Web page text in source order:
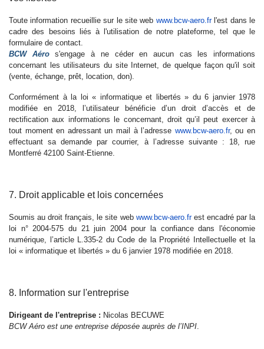
Toute information recueillie sur le site web www.bcw-aero.frl'est dans le
cadre des besoins liés à l'utilisation de notre plateforme, tel que le
formulaire de contact.
BCW Aéros'engage à ne céder en aucun cas les informations
concernant les utilisateurs du site Internet, de quelque façon qu'il soit
(vente, échange, prêt, location, don).
Conformément à la loi « informatique et libertés » du 6 janvier 1978
modifiée en 2018, l’utilisateur bénéficie d’un droit d’accès et de
rectification aux informations le concernant, droit qu’il peut exercer à
tout moment en adressant un mail à l’adresse www.bcw-aero.fr, ou en
effectuant sa demande par courrier, à l’adresse suivante : 18, rue
Montferré 42100 Saint-Etienne.
7. Droit applicable et lois concernées
Soumis au droit français, le site web www.bcw-aero.frest encadré par la
loi n° 2004-575 du 21 juin 2004 pour la confiance dans l'économie
numérique, l’article L.335-2 du Code de la Propriété Intellectuelle et la
loi « informatique et libertés » du 6 janvier 1978 modifiée en 2018.
8. Information sur l'entreprise
Dirigeant de l'entreprise : Nicolas BECUWE
BCW Aéro est une entreprise déposée auprès de l’INPI.